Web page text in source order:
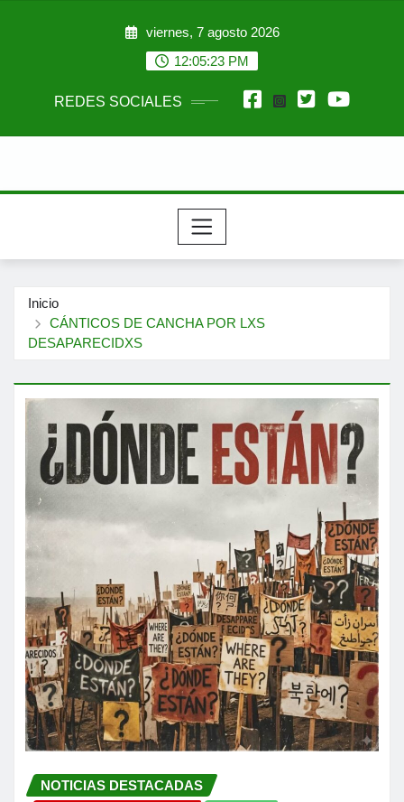
viernes, 7 agosto 2026
12:05:24 PM
REDES SOCIALES
Inicio
CÁNTICOS DE CANCHA POR LXS
DESAPARECIDXS
NOTICIAS DESTACADAS